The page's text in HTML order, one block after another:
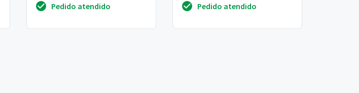
Pedido atendido Pedido atendido